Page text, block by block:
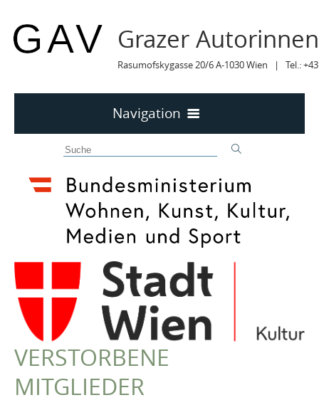
Grazer
Rasumofskygasse 20/6 A-1030 Wien | Tel.:
Navigation
MITTEILUNGEN
MITTEILUNGEN Archiv
TERMINE
TERMINE sortiert
LYRIK IM MÄRZ
MITGLIEDER
VEREIN
Robert Musil Gedenkraum
TERMINARCHIV
VERSTORBENE
MITGLIEDER